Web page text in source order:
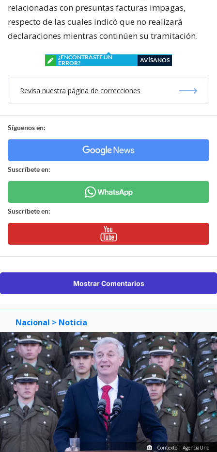
relacionadas con presuntas facturas impagas,
respecto de las cuales indicó que no realizará
declaraciones mientras continúen su tramitación.
¿ENCONTRASTE UN
ERROR?
AVÍSANOS
Revisa nuestra página de correcciones
Síguenos en:
Suscríbete en:
Suscríbete en:
Mostrar Comentarios
Nacional > Noticia
Contexto | AgenciaUno